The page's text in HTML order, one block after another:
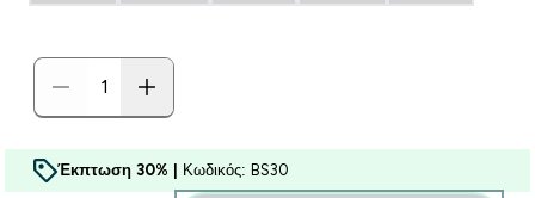
Έκπτωση 30% | Κωδικός: BS30